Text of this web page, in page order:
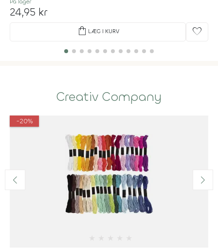
24,95 kr
shopping_bag LÆG I KURV favorite
Creativ Company
-20%